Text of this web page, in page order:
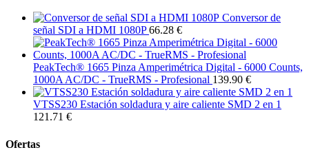
Conversor de
señal SDI a HDMI 1080P 66.28 €
PeakTech® 1665 Pinza Amperimétrica Digital - 6000 Counts,
1000A AC/DC - TrueRMS - Profesional 139.90 €
VTSS230 Estación soldadura y aire caliente SMD 2 en 1
121.71 €
Ofertas